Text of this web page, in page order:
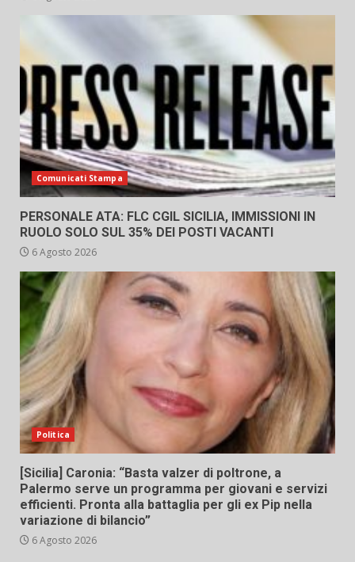
Comunicati Stampa
PERSONALE ATA: FLC CGIL SICILIA, IMMISSIONI IN
RUOLO SOLO SUL 35% DEI POSTI VACANTI
6 Agosto 2026
Politica
[Sicilia] Caronia: “Basta valzer di poltrone, a
Palermo serve un programma per giovani e servizi
efficienti. Pronta alla battaglia per gli ex Pip nella
variazione di bilancio”
6 Agosto 2026